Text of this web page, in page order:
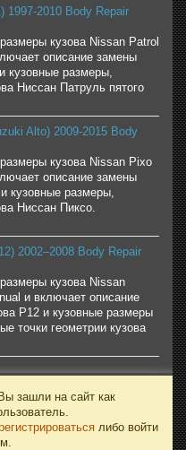
1997-2010 Body Repair
кузова Nissan Patrol
описание замены
кузовные размеры,
Ниссан Патруль пятого
Alto) 2009-2015 Body
кузова Nissan Pixo
описание замены
кузовные размеры,
Ниссан Пиксо.
2002–2008 Body Repair
кузова Nissan
и включает описание
P12 и кузовные размеры
точки геометрии кузова
зашли на сайт как
либо войти